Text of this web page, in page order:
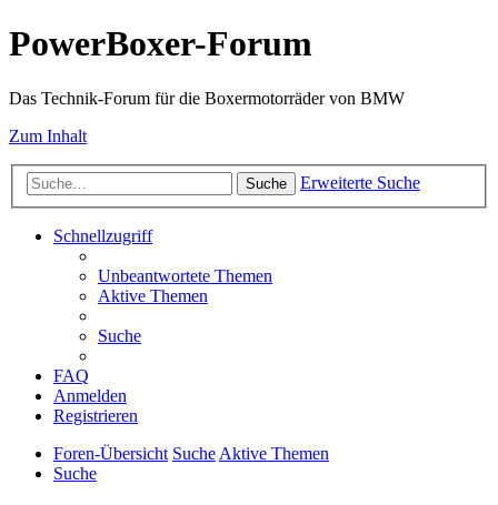
PowerBoxer-Forum
Das Technik-Forum für die Boxermotorräder von BMW
Zum Inhalt
Suche Erweiterte Suche
Schnellzugriff
Unbeantwortete Themen
Aktive Themen
Suche
FAQ
Anmelden
Registrieren
Foren-Übersicht SucheAktive Themen
Suche